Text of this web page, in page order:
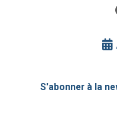
S'abonner à la